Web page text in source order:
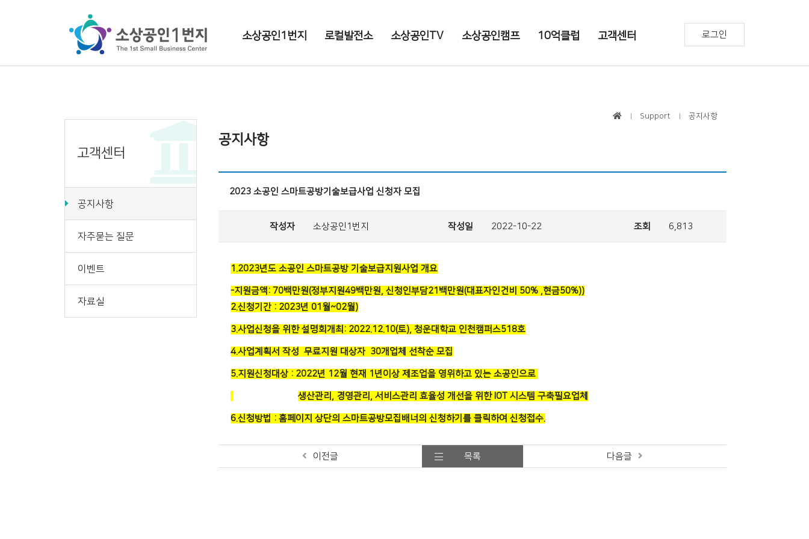
소상공인1번지 로컬발전소 소상공인TV 소상공인캠프 10억클럽 고객센터 로그인
고객센터
공지사항
자주묻는 질문
이벤트
자료실
Support 공지사항
공지사항
2023 소공인 스마트공방기술보급사업 신청자 모집
작성자 소상공인1번지 작성일 2022-10-22 조회 6,813
1.2023년도 소공인 스마트공방 기술보급지원사업 개요
-지원금액: 70백만원(정부지원49백만원, 신청인부담21백만원(대표자인건비 50% ,현금50%))
2.신청기간 : 2023년 01월~02월)
3.사업신청을 위한 설명회개최: 2022.12.10(토), 청운대학교 인천캠퍼스518호
4.사업계획서 작성 무료지원 대상자 30개업체 선착순 모집
5.지원신청대상 : 2022년 12월 현재 1년이상 제조업을 영위하고 있는 소공인으로
생산관리, 경영관리, 서비스관리 효율성 개선을 위한 IOT 시스템 구축필요업체
6.신청방법 : 홈페이지 상단의 스마트공방모집배너의 신청하기를 클릭하여 신청접수.
이전글 목록 다음글
소상공인1번지 로컬발전소 소상공인TV 소상공인캠프 10억클럽 고객센터